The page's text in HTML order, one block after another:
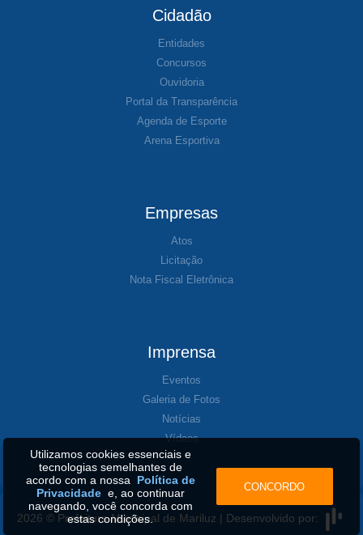
Cidadão
Entidades
Concursos
Ouvidoria
Portal da Transparência
Agenda de Esporte
Arena Esportiva
Empresas
Atos
Licitação
Nota Fiscal Eletrônica
Imprensa
Eventos
Galeria de Fotos
Notícias
Vídeos
2026 © Prefeitura Municipal de Mariluz | Desenvolvido por:
Utilizamos cookies essenciais e
tecnologias semelhantes de
acordo com a nossa Política de
Privacidadee, ao continuar
navegando, você concorda com
estas condições.
CONCORDO